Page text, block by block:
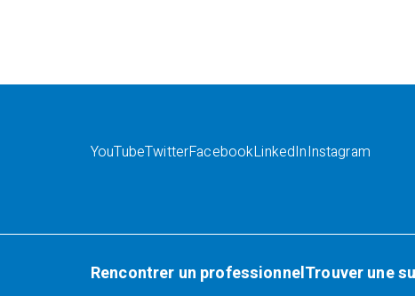
YouTubeTwitterFacebookLinkedInInstagram
Rencontrer un professionnelTrouver une